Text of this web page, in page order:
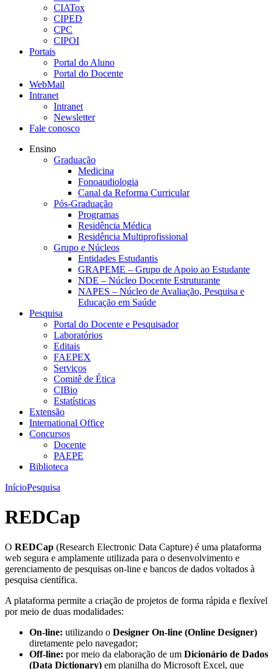
CIATox
CIPED
CPC
CIPOI
Portais
Portal do Aluno
Portal do Docente
WebMail
Intranet
Intranet
Newsletter
Fale conosco
Ensino
Graduação
Medicina
Fonoaudiologia
Canal da Reforma Curricular
Pós-Graduação
Programas
Residência Médica
Residência Multiprofissional
Grupo e Núcleos
Entidades Estudantis
GRAPEME – Grupo de Apoio ao Estudante
NDE – Núcleo Docente Estruturante
NAPES – Núcleo de Avaliação, Pesquisa e
Educação em Saúde
Pesquisa
Portal do Docente e Pesquisador
Laboratórios
Editais
FAEPEX
Serviços
Comitê de Ética
CIBio
Estatísticas
Extensão
International Office
Concursos
Docente
PAEPE
Biblioteca
InícioPesquisa
REDCap
O REDCap (Research Electronic Data Capture) é uma plataforma
web segura e amplamente utilizada para o desenvolvimento e
gerenciamento de pesquisas on-line e bancos de dados voltados à
pesquisa científica.
A plataforma permite a criação de projetos de forma rápida e flexível
por meio de duas modalidades:
On-line: utilizando o Designer On-line (Online Designer)
diretamente pelo navegador;
Off-line: por meio da elaboração de um Dicionário de Dados
(Data Dictionary) em planilha do Microsoft Excel, que